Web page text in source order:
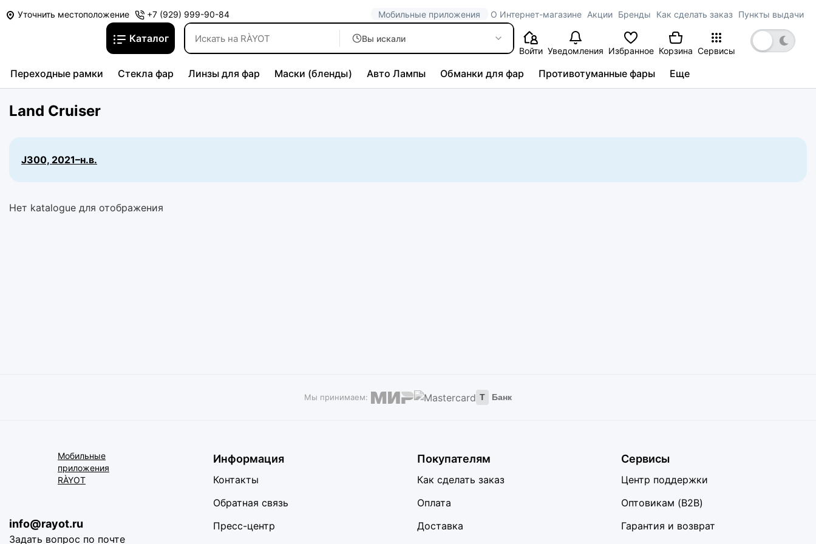
Уточнить местоположение +7 (929) 999-90-84 Мобильные приложения О Интернет-магазине Акции Бренды Как сделать заказ Пункты выдачи
Каталог
Вы искали
Войти Уведомления Избранное Корзина Сервисы
Переходные рамки Стекла фар Линзы для фар Маски (бленды) Авто Лампы Обманки для фар Противотуманные фары Еще
Land Cruiser
J300, 2021–н.в.
Нет katalogue для отображения
Мы принимаем: Т Банк
Мобильные
приложения
RÀYOT
info@rayot.ru
Задать вопрос по почте
Информация
Контакты
Обратная связь
Пресс-центр
Покупателям
Как сделать заказ
Оплата
Доставка
Сервисы
Центр поддержки
Оптовикам (B2B)
Гарантия и возврат